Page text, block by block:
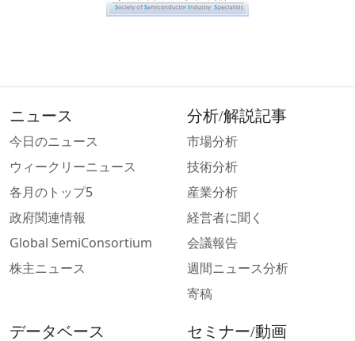
ニュース
今日のニュース
ウィークリーニュース
各月のトップ5
政府関連情報
Global SemiConsortium
株主ニュース
分析/解説記事
市場分析
技術分析
産業分析
経営者に聞く
会議報告
週間ニュース分析
寄稿
データベース
セミナー/動画